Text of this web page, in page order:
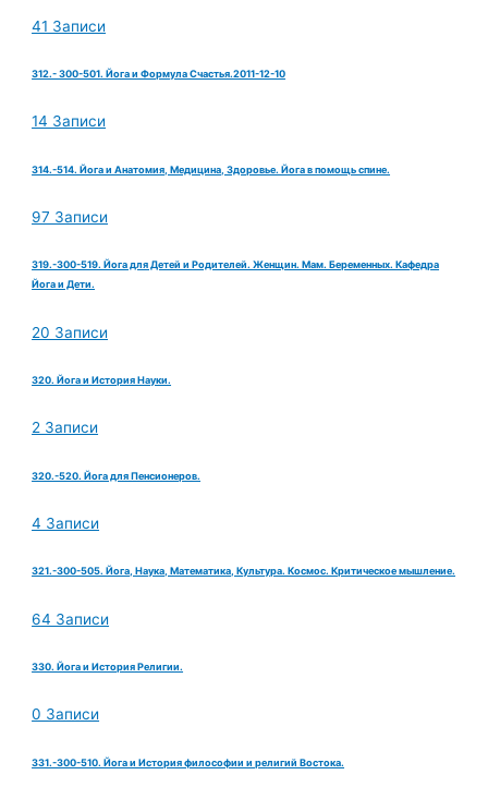
41 Записи
312.- 300-501. Йога и Формула Счастья.2011-12-10
14 Записи
314.-514. Йога и Анатомия, Медицина, Здоровье. Йога в помощь спине.
97 Записи
319.-300-519. Йога для Детей и Родителей. Женщин. Мам. Беременных. Кафедра
Йога и Дети.
20 Записи
320. Йога и История Науки.
2 Записи
320.-520. Йога для Пенсионеров.
4 Записи
321.-300-505. Йога, Наука, Математика, Культура. Космос. Критическое мышление.
64 Записи
330. Йога и История Религии.
0 Записи
331.-300-510. Йога и История философии и религий Востока.